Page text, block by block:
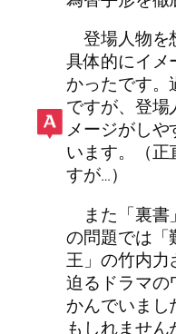
登場人物を
具体的にイメ
かったです。
ですが、登場
メージがし
います。（正
すが…）
また「裏書
の問題では「
王」の竹内力
迫るドラマの
かんでいまし
もしれませ